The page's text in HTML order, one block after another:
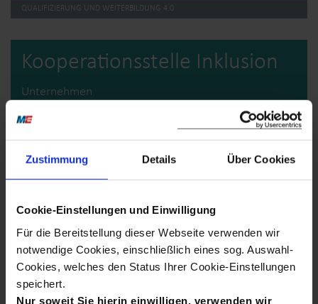
Zustimmung Details Über Cookies
Cookie-Einstellungen und Einwilligung
Für die Bereitstellung dieser Webseite verwenden wir
notwendige Cookies, einschließlich eines sog. Auswahl-
Cookies, welches den Status Ihrer Cookie-Einstellungen
speichert.
Nur soweit Sie hierin einwilligen, verwenden wir
QUALIFIZIERUNG UND WEITERBILDUNG 4.0
Kooperations­stelle Inklusion
Unternehmen
mehr